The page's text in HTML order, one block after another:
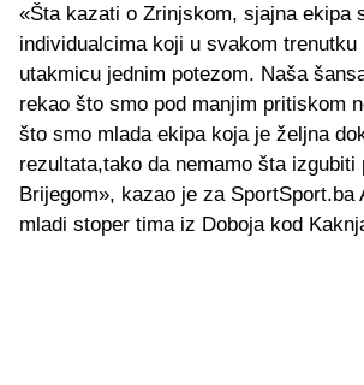
«Šta kazati o Zrinjskom, sjajna ekipa
individualcima koji u svakom trenutku
utakmicu jednim potezom. Naša
rekao što smo pod manjim pritiskom
što smo mlada ekipa koja je željna
rezultata,tako da nemamo šta izgubiti
Brijegom», kazao je za SportSport.ba
mladi stoper tima iz Doboja kod